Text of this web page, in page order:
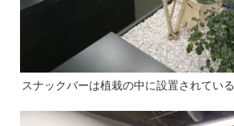
スナックバーは植栽の中に設置されている